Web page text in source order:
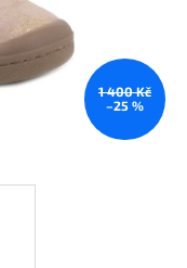
1 400 Kč
–25 %